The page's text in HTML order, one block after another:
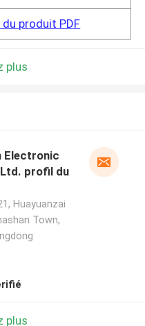
produit PDF
plus
Electronic
profil du
Huayuanzai
Town,
plus